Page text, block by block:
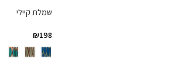
שמלת קיילי
₪198